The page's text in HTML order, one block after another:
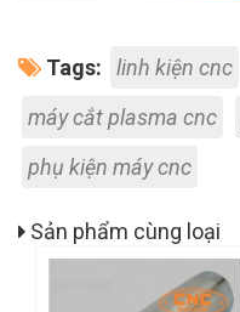
Tags: linh kiện cnc
máy cắt plasma cnc
phụ kiện máy cnc
Sản phẩm cùng loại